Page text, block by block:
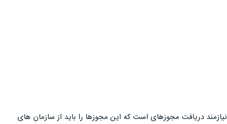
نیازمند دریافت مجوزهای است که این مجوزها را باید از سازمان های